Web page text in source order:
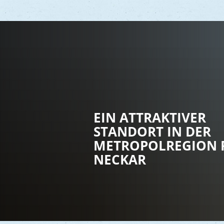
EIN ATTRAKTIVER
STANDORT IN DER
METROPOLREGION
NECKAR